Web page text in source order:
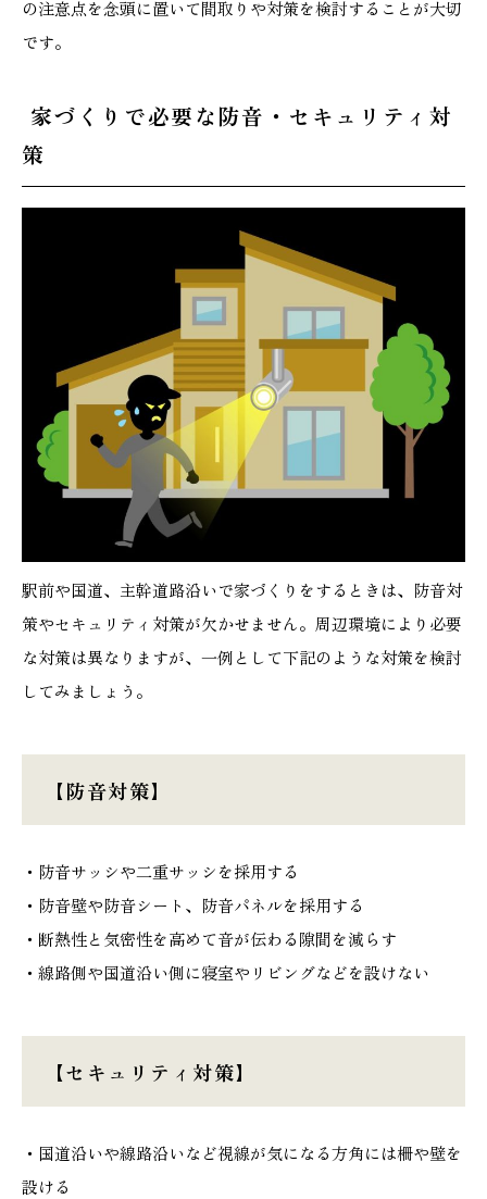
の注意点を念頭に置いて間取りや対策を検討することが大切
です。
家づくりで必要な防音・セキュリティ対
策
駅前や国道、主幹道路沿いで家づくりをするときは、防音対
策やセキュリティ対策が欠かせません。周辺環境により必要
な対策は異なりますが、一例として下記のような対策を検討
してみましょう。
【防音対策】
・防音サッシや二重サッシを採用する
・防音壁や防音シート、防音パネルを採用する
・断熱性と気密性を高めて音が伝わる隙間を減らす
・線路側や国道沿い側に寝室やリビングなどを設けない
【セキュリティ対策】
・国道沿いや線路沿いなど視線が気になる方角には柵や壁を
設ける